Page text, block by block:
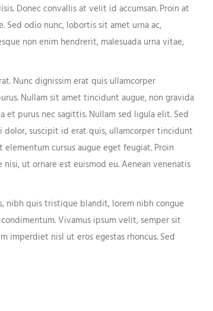
Donec convallis at velit id accumsan. Proin at
Sed odio nunc, lobortis sit amet urna ac,
non enim hendrerit, malesuada urna vitae,
Nunc dignissim erat quis ullamcorper
Nullam sit amet tincidunt augue, non gravida
purus nec sagittis. Nullam sed ligula elit. Sed
dolor, suscipit id erat quis, ullamcorper tincidunt
cursus augue eget feugiat. Proin
ut ornare est euismod eu. Aenean venenatis
nibh quis tristique blandit, lorem nibh congue
Vivamus ipsum velit, semper sit
imperdiet nisl ut eros egestas rhoncus. Sed